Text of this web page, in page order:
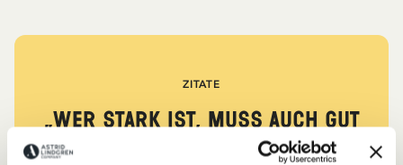
ZITATE
„Wer stark ist, muss auch gut